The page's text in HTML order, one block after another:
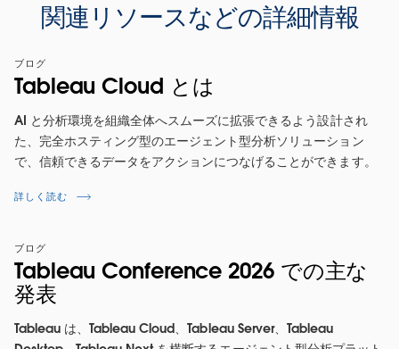
関連リソースなどの詳細情報
ブログ
Tableau Cloud とは
AI と分析環境を組織全体へスムーズに拡張できるよう設計され
た、完全ホスティング型のエージェント型分析ソリューション
で、信頼できるデータをアクションにつなげることができます。
詳しく読む
ブログ
Tableau Conference 2026 での主な
発表
Tableau は、Tableau Cloud、Tableau Server、Tableau